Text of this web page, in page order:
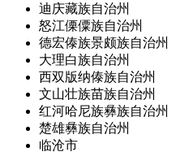
迪庆藏族自治州
怒江傈僳族自治州
德宏傣族景颇族自治州
大理白族自治州
西双版纳傣族自治州
文山壮族苗族自治州
红河哈尼族彝族自治州
楚雄彝族自治州
临沧市